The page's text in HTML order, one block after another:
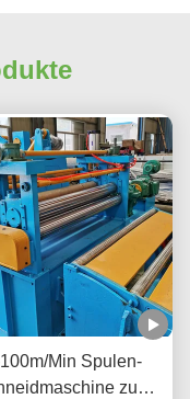
Min Spulen-
zum